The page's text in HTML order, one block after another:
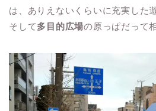
は、ありえないくらいに充実した
そして多目的広場の原っぱだって